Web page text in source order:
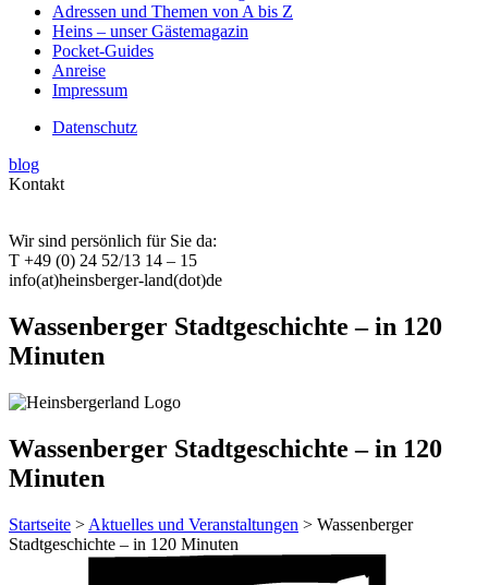
Adressen und Themen von A bis Z
Heins – unser Gästemagazin
Pocket-Guides
Anreise
Impressum
Datenschutz
blog
Kontakt
Wir sind persönlich für Sie da:
T +49 (0) 24 52/13 14 – 15
info(at)heinsberger-land(dot)de
Wassenberger Stadtgeschichte – in 120
Minuten
Wassenberger Stadtgeschichte – in 120
Minuten
Startseite > Aktuelles und Veranstaltungen > Wassenberger
Stadtgeschichte – in 120 Minuten